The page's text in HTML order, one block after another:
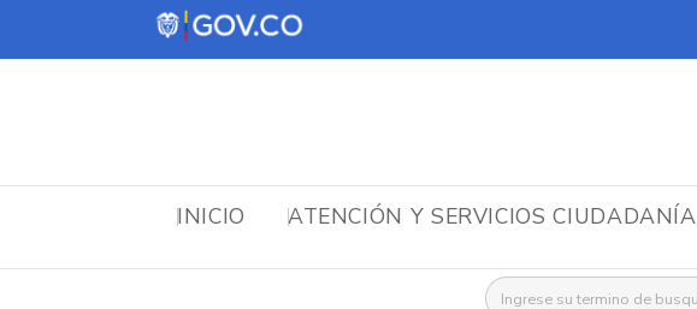
INICIO ATENCIÓN Y SERVICIOS CIUDADANÍA
Buscar: